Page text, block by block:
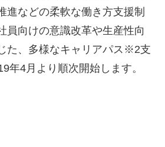
進などの柔軟な働き方支援制
員向けの意識改革や生産性向
た、多様なキャリアパス※2支
年4月より順次開始します。